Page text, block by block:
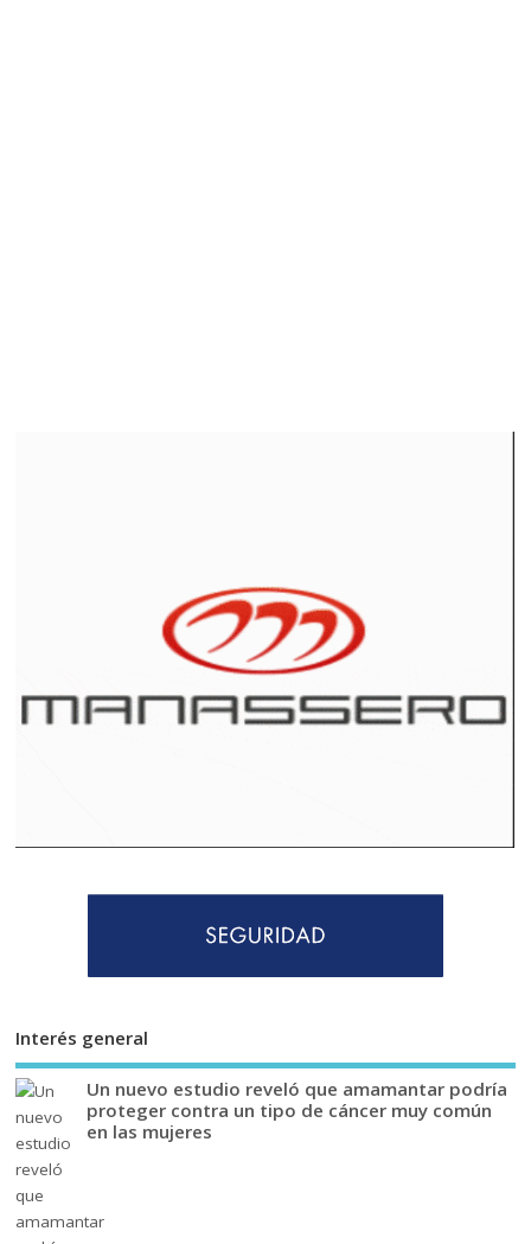
Interés general
Un nuevo estudio reveló que amamantar podría
proteger contra un tipo de cáncer muy común
en las mujeres